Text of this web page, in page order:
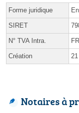
Forme juridique
SIRET
N° TVA Intra.
Création
Notaires à